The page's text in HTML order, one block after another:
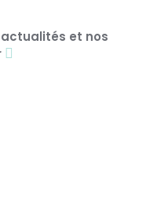
et nos